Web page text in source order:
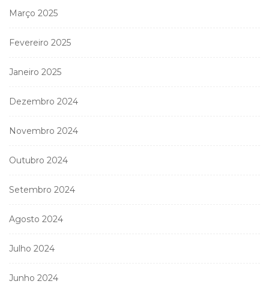
Março 2025
Fevereiro 2025
Janeiro 2025
Dezembro 2024
Novembro 2024
Outubro 2024
Setembro 2024
Agosto 2024
Julho 2024
Junho 2024